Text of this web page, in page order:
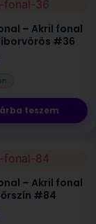
– Akril fonal
#36
teszem
– Akril fonal
#84